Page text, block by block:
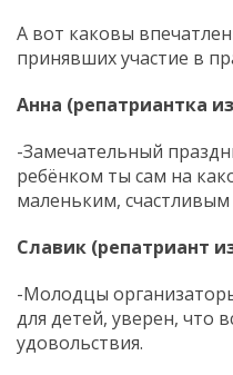
А вот каковы
принявших участие в
Анна (репатриантка
-Замечательный
ребёнком ты сам на
маленьким,
Славик (репатриант
-Молодцы
для детей, уверен, что
удовольствия.